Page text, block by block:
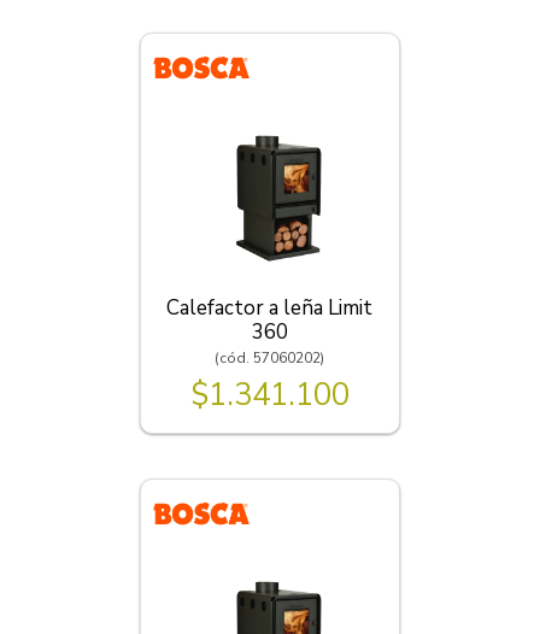
Calefactor a leña Limit
360
(cód. 57060202)
$1.341.100